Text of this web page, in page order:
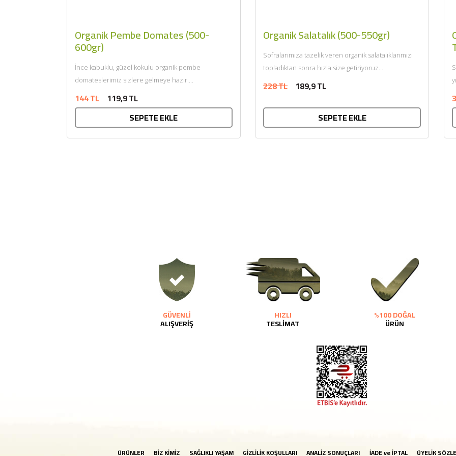
Organik Pembe Domates (500-
600gr)
İnce kabuklu, güzel kokulu organik pembe
domateslerimiz sizlere gelmeye hazır....
144 TL 119,9 TL
SEPETE EKLE
Organik Salatalık (500-550gr)
Sofralarımıza tazelik veren organik salatalıklarımızı
topladıktan sonra hızla size getiriyoruz....
228 TL 189,9 TL
SEPETE EKLE
GÜVENLİ
ALIŞVERİŞ
HIZLI
TESLİMAT
%100 DOĞAL
ÜRÜN
ÜRÜNLER BİZ KİMİZ SAĞLIKLI YAŞAM GİZLİLİK KOŞULLARI ANALİZ SONUÇLARI İADE ve İPTAL ÜYELİK